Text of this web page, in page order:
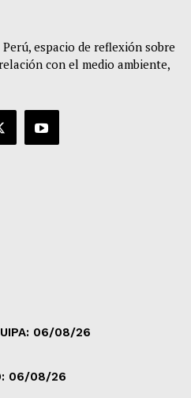
espacio de reflexión sobre
con el medio ambiente,
06/08/26
06/08/26